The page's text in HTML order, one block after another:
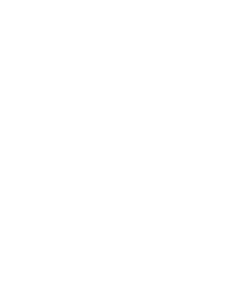
thị, sân trường, bãi đỗ
đúc, sơn tĩnh điện.